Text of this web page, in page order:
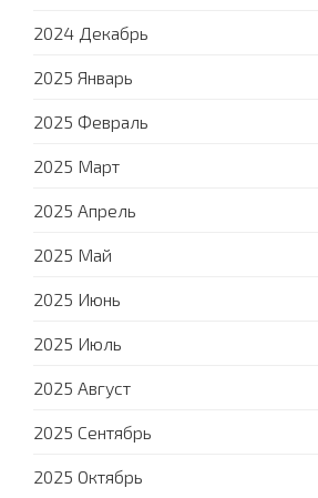
2024 Декабрь
2025 Январь
2025 Февраль
2025 Март
2025 Апрель
2025 Май
2025 Июнь
2025 Июль
2025 Август
2025 Сентябрь
2025 Октябрь